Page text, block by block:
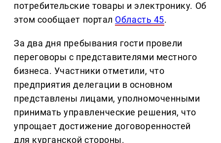
потребительские товары и электронику. Об
этом сообщает портал Область 45.
За два дня пребывания гости провели
переговоры с представителями местного
бизнеса. Участники отметили, что
предприятия делегации в основном
представлены лицами, уполномоченными
принимать управленческие решения, что
упрощает достижение договоренностей
для курганской стороны.